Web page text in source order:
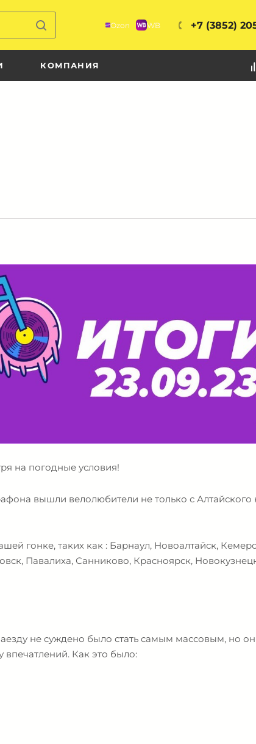
Ozon WB +7 (3852)
КОМПАНИЯ
на погодные условия!
вышли велолюбители не только с Алтайского
гонке, таких как : Барнаул, Новоалтайск,
Павалиха, Санниково, Красноярск,
не суждено было стать самым массовым, но он
Как это было: